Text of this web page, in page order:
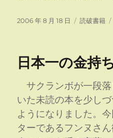
投
2006 年 8 月 18 日
カ
ー
読破書籍
日本一の金持
サクランボが一段
いた未読の本を少し
ようになりました。
ターであるフンヌさ